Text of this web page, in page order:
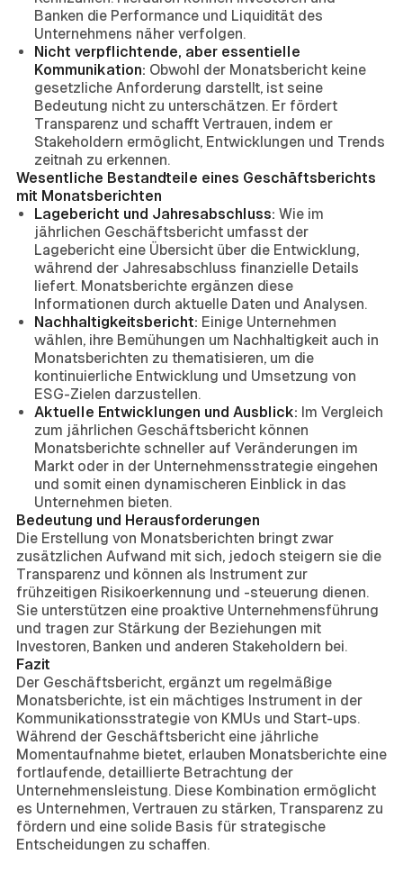
Banken die Performance und Liquidität des
Unternehmens näher verfolgen.
Nicht verpflichtende, aber essentielle
Kommunikation: Obwohl der Monatsbericht keine
gesetzliche Anforderung darstellt, ist seine
Bedeutung nicht zu unterschätzen. Er fördert
Transparenz und schafft Vertrauen, indem er
Stakeholdern ermöglicht, Entwicklungen und Trends
zeitnah zu erkennen.
Wesentliche Bestandteile eines Geschäftsberichts
mit Monatsberichten
Lagebericht und Jahresabschluss: Wie im
jährlichen Geschäftsbericht umfasst der
Lagebericht eine Übersicht über die Entwicklung,
während der Jahresabschluss finanzielle Details
liefert. Monatsberichte ergänzen diese
Informationen durch aktuelle Daten und Analysen.
Nachhaltigkeitsbericht: Einige Unternehmen
wählen, ihre Bemühungen um Nachhaltigkeit auch in
Monatsberichten zu thematisieren, um die
kontinuierliche Entwicklung und Umsetzung von
ESG-Zielen darzustellen.
Aktuelle Entwicklungen und Ausblick: Im Vergleich
zum jährlichen Geschäftsbericht können
Monatsberichte schneller auf Veränderungen im
Markt oder in der Unternehmensstrategie eingehen
und somit einen dynamischeren Einblick in das
Unternehmen bieten.
Bedeutung und Herausforderungen
Die Erstellung von Monatsberichten bringt zwar
zusätzlichen Aufwand mit sich, jedoch steigern sie die
Transparenz und können als Instrument zur
frühzeitigen Risikoerkennung und -steuerung dienen.
Sie unterstützen eine proaktive Unternehmensführung
und tragen zur Stärkung der Beziehungen mit
Investoren, Banken und anderen Stakeholdern bei.
Fazit
Der Geschäftsbericht, ergänzt um regelmäßige
Monatsberichte, ist ein mächtiges Instrument in der
Kommunikationsstrategie von KMUs und Start-ups.
Während der Geschäftsbericht eine jährliche
Momentaufnahme bietet, erlauben Monatsberichte eine
fortlaufende, detaillierte Betrachtung der
Unternehmensleistung. Diese Kombination ermöglicht
es Unternehmen, Vertrauen zu stärken, Transparenz zu
fördern und eine solide Basis für strategische
Entscheidungen zu schaffen.